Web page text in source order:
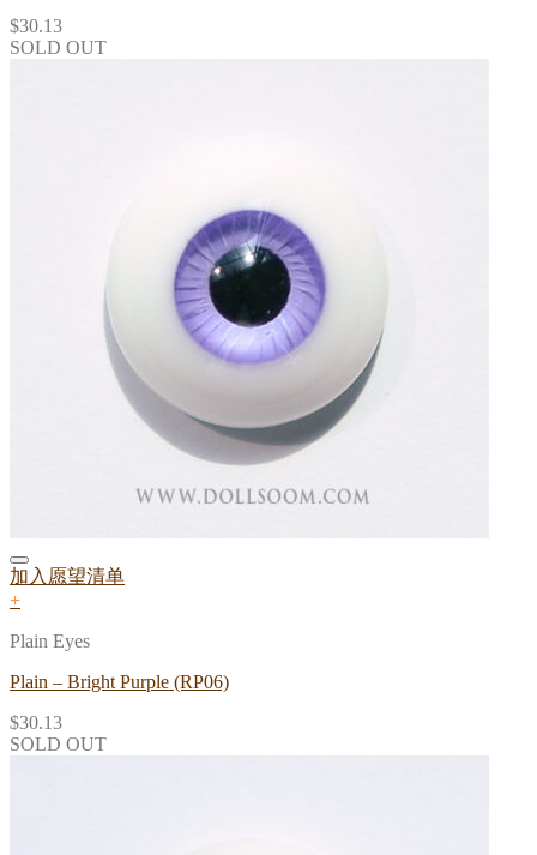
$30.13
SOLD OUT
加入愿望清单
+
Plain Eyes
Plain – Bright Purple (RP06)
$30.13
SOLD OUT